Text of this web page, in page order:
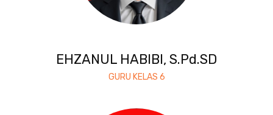
EHZANUL HABIBI, S.Pd.SD
GURU KELAS 6